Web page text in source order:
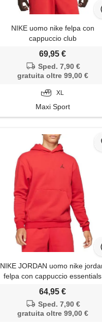
NIKE uomo nike felpa con
cappuccio club
69,95 €
Sped. 7,90 €
gratuita oltre 99,00 €
XL
Maxi Sport
NIKE JORDAN uomo nike
felpa con cappuccio essentials
64,95 €
Sped. 7,90 €
gratuita oltre 99,00 €